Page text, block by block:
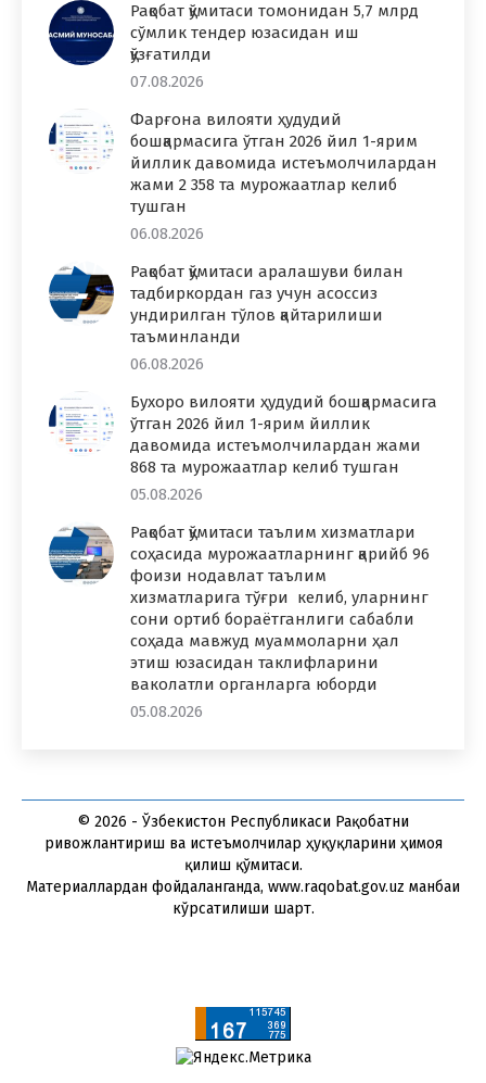
Рақобат қўмитаси томонидан 5,7 млрд
сўмлик тендер юзасидан иш
қўзғатилди
07.08.2026
Фарғона вилояти ҳудудий
бошқармасига ўтган 2026 йил 1-ярим
йиллик давомида истеъмолчилардан
жами 2 358 та мурожаатлар келиб
тушган
06.08.2026
Рақобат қўмитаси аралашуви билан
тадбиркордан газ учун асоссиз
ундирилган тўлов қайтарилиши
таъминланди
06.08.2026
Бухоро вилояти ҳудудий бошқармасига
ўтган 2026 йил 1-ярим йиллик
давомида истеъмолчилардан жами
868 та мурожаатлар келиб тушган
05.08.2026
Рақобат қўмитаси таълим хизматлари
соҳасида мурожаатларнинг қарийб 96
фоизи нодавлат таълим
хизматларига тўғри келиб, уларнинг
сони ортиб бораётганлиги сабабли
соҳада мавжуд муаммоларни ҳал
этиш юзасидан таклифларини
ваколатли органларга юборди
05.08.2026
© 2026 - Ўзбекистон Республикаси Рақобатни
ривожлантириш ва истеъмолчилар ҳуқуқларини ҳимоя
қилиш қўмитаси.
Материаллардан фойдаланганда, www.raqobat.gov.uz манбаи
кўрсатилиши шарт.